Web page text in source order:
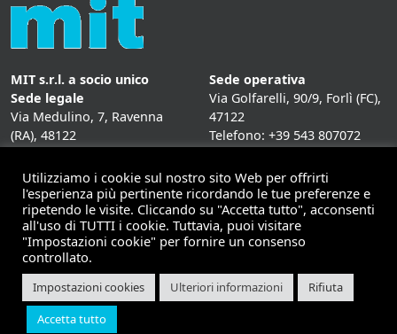
MIT s.r.l. a socio unico
Sede legale
Via Medulino, 7, Ravenna
(RA), 48122
Sede operativa
Via Golfarelli, 90/9, Forlì (FC),
47122
Telefono: +39 543 807072
Mail: info@mitweb.it
INFORMATIVE
Privacy Policy
Cookie Policy
Copyright 2026 | Mit - soluzioni per il mobile computing |
Utilizziamo i cookie sul nostro sito Web per offrirti
l'esperienza più pertinente ricordando le tue preferenze e
ripetendo le visite. Cliccando su "Accetta tutto", acconsenti
all'uso di TUTTI i cookie. Tuttavia, puoi visitare
"Impostazioni cookie" per fornire un consenso
controllato.
Impostazioni cookies Ulteriori informazioni
Rifiuta
Accetta tutto